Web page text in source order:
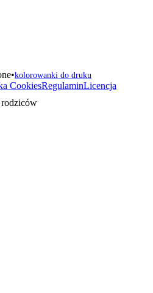
•kolorowanki do druku
CookiesRegulaminLicencja